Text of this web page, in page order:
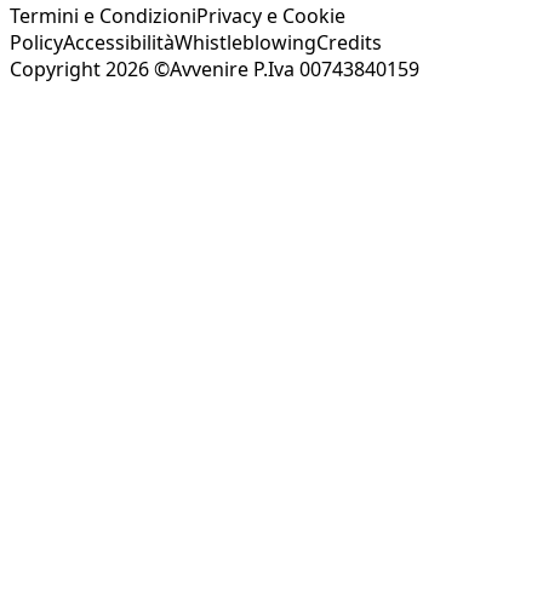
Termini e CondizioniPrivacy e Cookie
PolicyAccessibilitàWhistleblowingCredits
Copyright 2026 ©Avvenire P.Iva 00743840159